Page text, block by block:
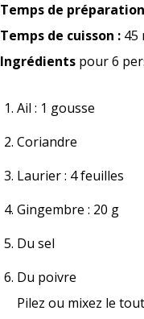
Temps de
Temps de cuisson : 45
Ingrédients pour 6
Ail : 1 gousse
Coriandre
Laurier : 4 feuilles
Gingembre : 20 g
Du sel
Du poivre
Pilez ou mixez le